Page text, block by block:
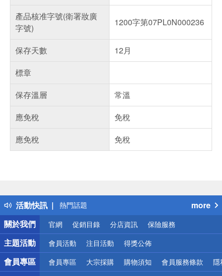
產品核准字號(衛署妝廣
字號)
1200字第07PL0N000236
保存天數
12月
標章
保存溫層
常溫
應免稅
免稅
應免稅
免稅
活動快訊
得獎公告
熱門話題
銀行優惠
偏遠地區配送
詐騙網頁！請小心！
more
關於我們
官網 促銷目錄 分店資訊 保險服務
主題活動 會員活動 注目活動 得獎公佈
會員專區 會員專區 大宗採購 購物須知 會員服務條款 隱